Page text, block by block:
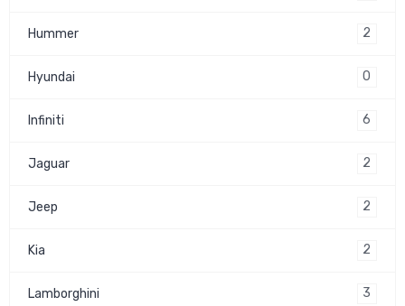
Hummer 2
Hyundai 0
Infiniti 6
Jaguar 2
Jeep 2
Kia 2
Lamborghini 3